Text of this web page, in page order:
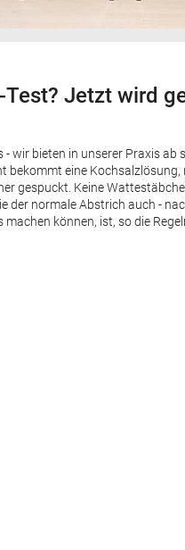
Jetzt wird
wir bieten in unserer Praxis
bekommt eine
gespuckt. Keine
der normale Abstrich auch -
machen können, ist, so die